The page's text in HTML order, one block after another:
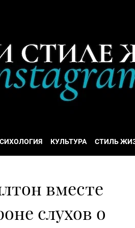
КУЛЬТУРА СТИЛЬ
вместе
слухов о